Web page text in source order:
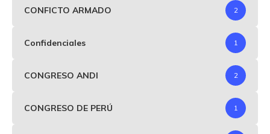
CONFICTO ARMADO 2
Confidenciales 1
CONGRESO ANDI 2
CONGRESO DE PERÚ 1